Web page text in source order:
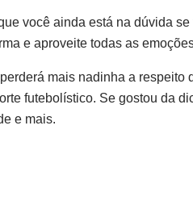
você ainda está na dúvida
e aproveite todas as
mais nadinha a
futebolístico. Se gostou da
e mais.